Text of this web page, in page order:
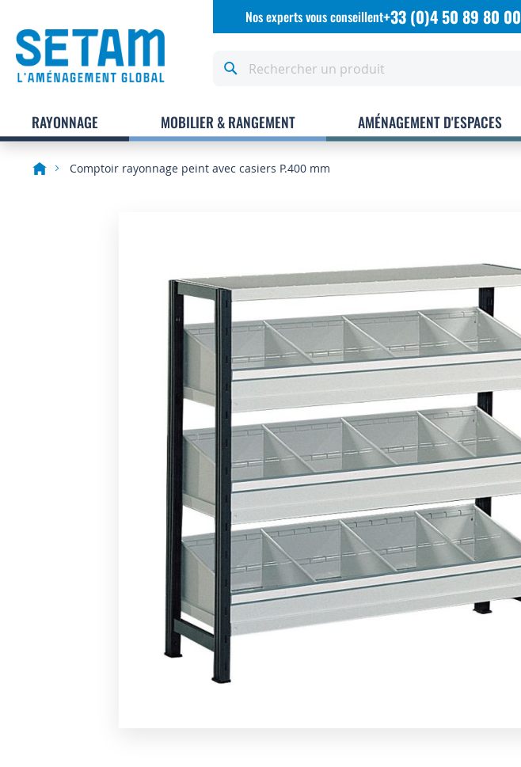
AllezNos experts vous conseillent+33 (0)4 50 89 80 00
RAYONNAGE MOBILIER & RANGEMENT AMÉNAGEMENT D'ESPACES
Comptoir rayonnage peint avec casiers P.400 mm